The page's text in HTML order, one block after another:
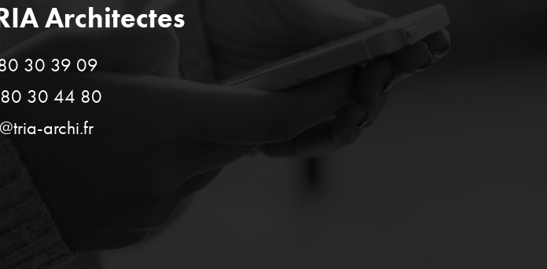
Architectes
30 39 09
80 30 44 80
archi.fr